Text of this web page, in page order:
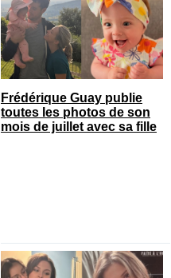
Frédérique Guay publie
toutes les photos de son
mois de juillet avec sa fille